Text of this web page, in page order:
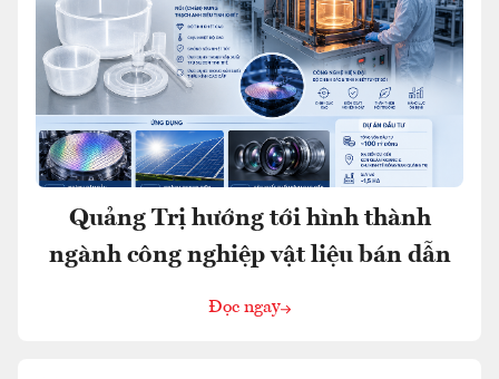
Quảng Trị hướng tới hình thành
ngành công nghiệp vật liệu bán dẫn
Đọc ngay